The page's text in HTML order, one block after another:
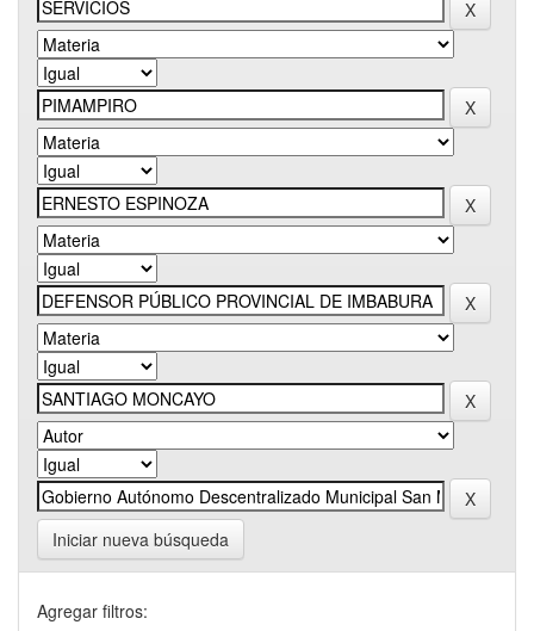
Iniciar nueva búsqueda
Agregar filtros: